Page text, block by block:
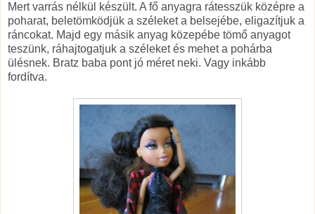
Mert varrás nélkül készült. A fő anyagra rátesszük középre a
poharat, beletömködjük a széleket a belsejébe, eligazítjuk a
ráncokat. Majd egy másik anyag közepébe tömő anyagot
teszünk, ráhajtogatjuk a széleket és mehet a pohárba
ülésnek. Bratz baba pont jó méret neki. Vagy inkább
fordítva.